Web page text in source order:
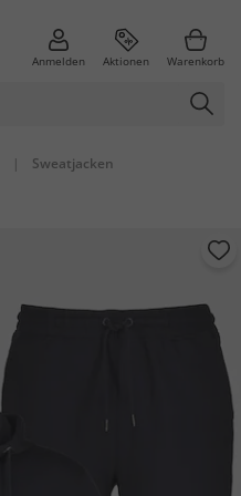
Anmelden Aktionen Warenkorb
| Sweatjacken